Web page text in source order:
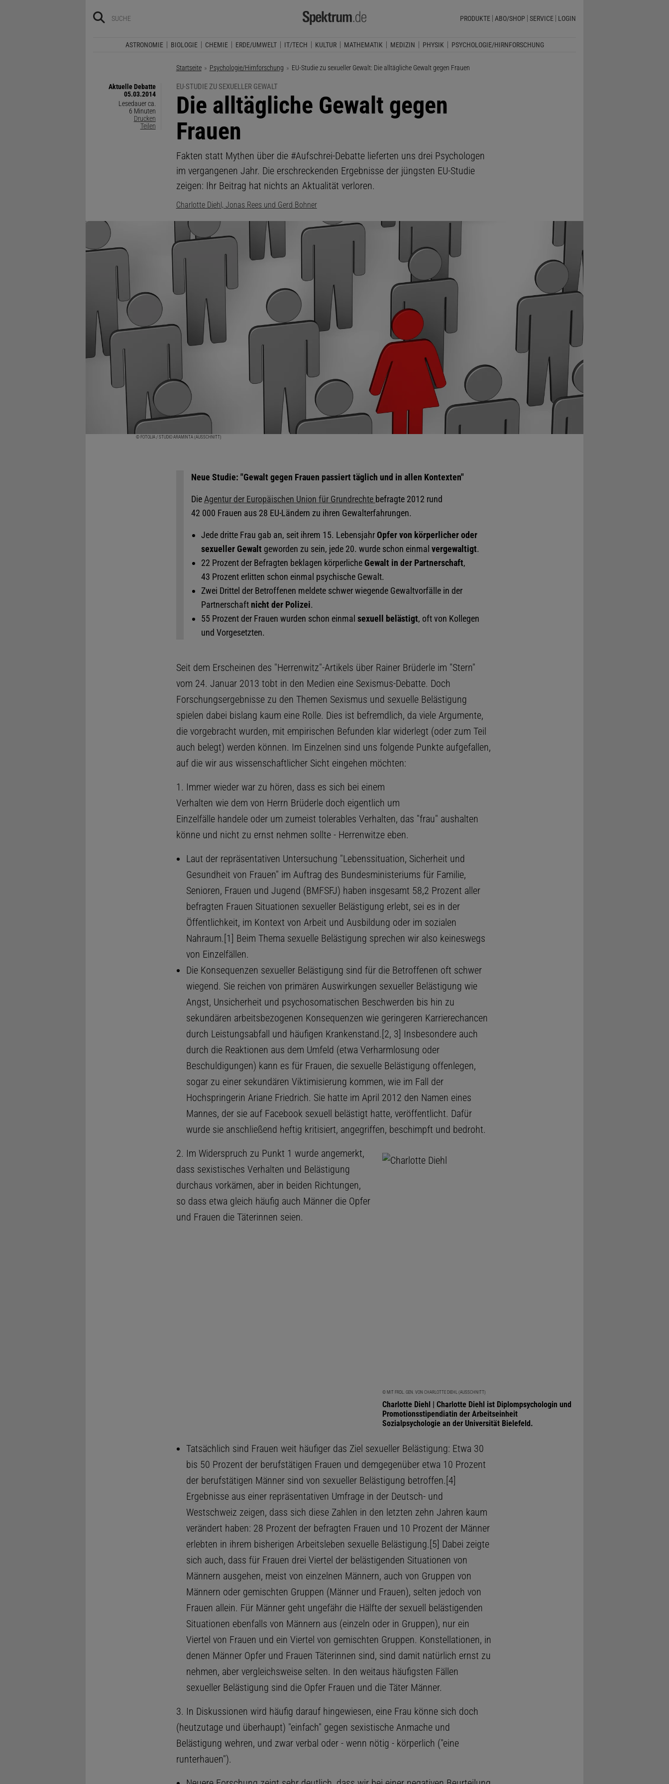
PRODUKTE ABO/SHOP SERVICE LOGIN
ASTRONOMIE BIOLOGIE CHEMIE ERDE/UMWELT IT/TECH KULTUR MATHEMATIK MEDIZIN PHYSIK PSYCHOLOGIE/HIRNFORSCHUNG
Startseite Psychologie/Hirnforschung Aktuelle Seite:
EU-Studie zu sexueller Gewalt: Die alltägliche Gewalt gegen Frauen
Aktuelle Debatte
05.03.2014
Lesedauer ca.
6 Minuten
Drucken
Teilen
EU-STUDIE ZU SEXUELLER GEWALT
:
Die alltägliche Gewalt gegen
Frauen
Fakten statt Mythen über die #Aufschrei-Debatte lieferten uns drei Psychologen
im vergangenen Jahr. Die erschreckenden Ergebnisse der jüngsten EU-Studie
zeigen: Ihr Beitrag hat nichts an Aktualität verloren.
Charlotte Diehl, Jonas Rees und Gerd Bohner
© FOTOLIA / STUDIO ARAMINTA (AUSSCHNITT)
Neue Studie: "Gewalt gegen Frauen passiert täglich und in allen Kontexten"
Die Agentur der Europäischen Union für Grundrechte befragte 2012 rund
42 000 Frauen aus 28 EU-Ländern zu ihren Gewalterfahrungen.
Jede dritte Frau gab an, seit ihrem 15. Lebensjahr Opfer von körperlicher oder
sexueller Gewalt geworden zu sein, jede 20. wurde schon einmal vergewaltigt.
22 Prozent der Befragten beklagen körperliche Gewalt in der Partnerschaft,
43 Prozent erlitten schon einmal psychische Gewalt.
Zwei Drittel der Betroffenen meldete schwer wiegende Gewaltvorfälle in der
Partnerschaft nicht der Polizei.
55 Prozent der Frauen wurden schon einmal sexuell belästigt, oft von Kollegen
und Vorgesetzten.
Seit dem Erscheinen des "Herrenwitz"-Artikels über Rainer Brüderle im "Stern"
vom 24. Januar 2013 tobt in den Medien eine Sexismus-Debatte. Doch
Forschungsergebnisse zu den Themen Sexismus und sexuelle Belästigung
spielen dabei bislang kaum eine Rolle. Dies ist befremdlich, da viele Argumente,
die vorgebracht wurden, mit empirischen Befunden klar widerlegt (oder zum Teil
auch belegt) werden können. Im Einzelnen sind uns folgende Punkte aufgefallen,
auf die wir aus wissenschaftlicher Sicht eingehen möchten:
1. Immer wieder war zu hören, dass es sich bei einem
Verhalten wie dem von Herrn Brüderle doch eigentlich um
Einzelfälle handele oder um zumeist tolerables Verhalten, das "frau" aushalten
könne und nicht zu ernst nehmen sollte - Herrenwitze eben.
Laut der repräsentativen Untersuchung "Lebenssituation, Sicherheit und
Gesundheit von Frauen" im Auftrag des Bundesministeriums für Familie,
Senioren, Frauen und Jugend (BMFSFJ) haben insgesamt 58,2 Prozent aller
befragten Frauen Situationen sexueller Belästigung erlebt, sei es in der
Öffentlichkeit, im Kontext von Arbeit und Ausbildung oder im sozialen
Nahraum.[1] Beim Thema sexuelle Belästigung sprechen wir also keineswegs
von Einzelfällen.
Die Konsequenzen sexueller Belästigung sind für die Betroffenen oft schwer
wiegend. Sie reichen von primären Auswirkungen sexueller Belästigung wie
Angst, Unsicherheit und psychosomatischen Beschwerden bis hin zu
sekundären arbeitsbezogenen Konsequenzen wie geringeren Karrierechancen
durch Leistungsabfall und häufigen Krankenstand.[2, 3] Insbesondere auch
durch die Reaktionen aus dem Umfeld (etwa Verharmlosung oder
Beschuldigungen) kann es für Frauen, die sexuelle Belästigung offenlegen,
sogar zu einer sekundären Viktimisierung kommen, wie im Fall der
Hochspringerin Ariane Friedrich. Sie hatte im April 2012 den Namen eines
Mannes, der sie auf Facebook sexuell belästigt hatte, veröffentlicht. Dafür
wurde sie anschließend heftig kritisiert, angegriffen, beschimpft und bedroht.
© MIT FRDL. GEN. VON CHARLOTTE DIEHL (AUSSCHNITT)
Charlotte Diehl | Charlotte Diehl ist Diplompsychologin und
Promotionsstipendiatin der Arbeitseinheit
Sozialpsychologie an der Universität Bielefeld.
2. Im Widerspruch zu Punkt 1 wurde angemerkt,
dass sexistisches Verhalten und Belästigung
durchaus vorkämen, aber in beiden Richtungen,
so dass etwa gleich häufig auch Männer die Opfer
und Frauen die Täterinnen seien.
Tatsächlich sind Frauen weit häufiger das Ziel sexueller Belästigung: Etwa 30
bis 50 Prozent der berufstätigen Frauen und demgegenüber etwa 10 Prozent
der berufstätigen Männer sind von sexueller Belästigung betroffen.[4]
Ergebnisse aus einer repräsentativen Umfrage in der Deutsch- und
Westschweiz zeigen, dass sich diese Zahlen in den letzten zehn Jahren kaum
verändert haben: 28 Prozent der befragten Frauen und 10 Prozent der Männer
erlebten in ihrem bisherigen Arbeitsleben sexuelle Belästigung.[5] Dabei zeigte
sich auch, dass für Frauen drei Viertel der belästigenden Situationen von
Männern ausgehen, meist von einzelnen Männern, auch von Gruppen von
Männern oder gemischten Gruppen (Männer und Frauen), selten jedoch von
Frauen allein. Für Männer geht ungefähr die Hälfte der sexuell belästigenden
Situationen ebenfalls von Männern aus (einzeln oder in Gruppen), nur ein
Viertel von Frauen und ein Viertel von gemischten Gruppen. Konstellationen, in
denen Männer Opfer und Frauen Täterinnen sind, sind damit natürlich ernst zu
nehmen, aber vergleichsweise selten. In den weitaus häufigsten Fällen
sexueller Belästigung sind die Opfer Frauen und die Täter Männer.
3. In Diskussionen wird häufig darauf hingewiesen, eine Frau könne sich doch
(heutzutage und überhaupt) "einfach" gegen sexistische Anmache und
Belästigung wehren, und zwar verbal oder - wenn nötig - körperlich ("eine
runterhauen").